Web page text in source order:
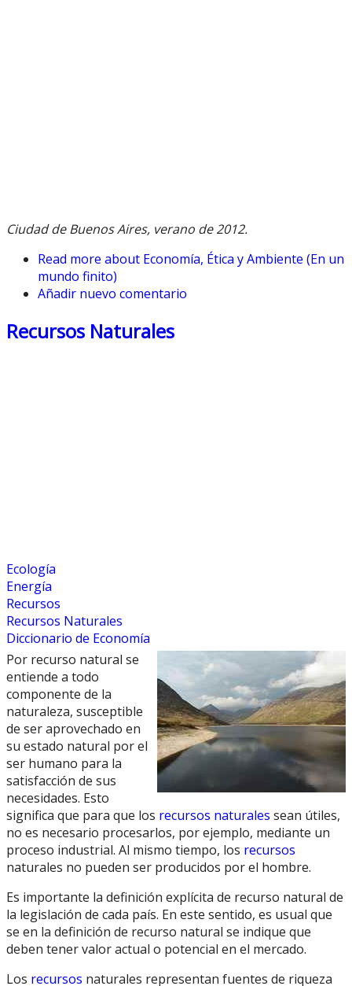
Ciudad de Buenos Aires, verano de 2012.
Read more about Economía, Ética y Ambiente (En un
mundo finito)
Añadir nuevo comentario
Recursos Naturales
Ecología
Energía
Recursos
Recursos Naturales
Diccionario de Economía
Por recurso natural se
entiende a todo
componente de la
naturaleza, susceptible
de ser aprovechado en
su estado natural por el
ser humano para la
satisfacción de sus
necesidades. Esto
significa que para que los recursos naturales sean útiles,
no es necesario procesarlos, por ejemplo, mediante un
proceso industrial. Al mismo tiempo, los recursos
naturales no pueden ser producidos por el hombre.
Es importante la definición explícita de recurso natural de
la legislación de cada país. En este sentido, es usual que
se en la definición de recurso natural se indique que
deben tener valor actual o potencial en el mercado.
Los recursos naturales representan fuentes de riqueza